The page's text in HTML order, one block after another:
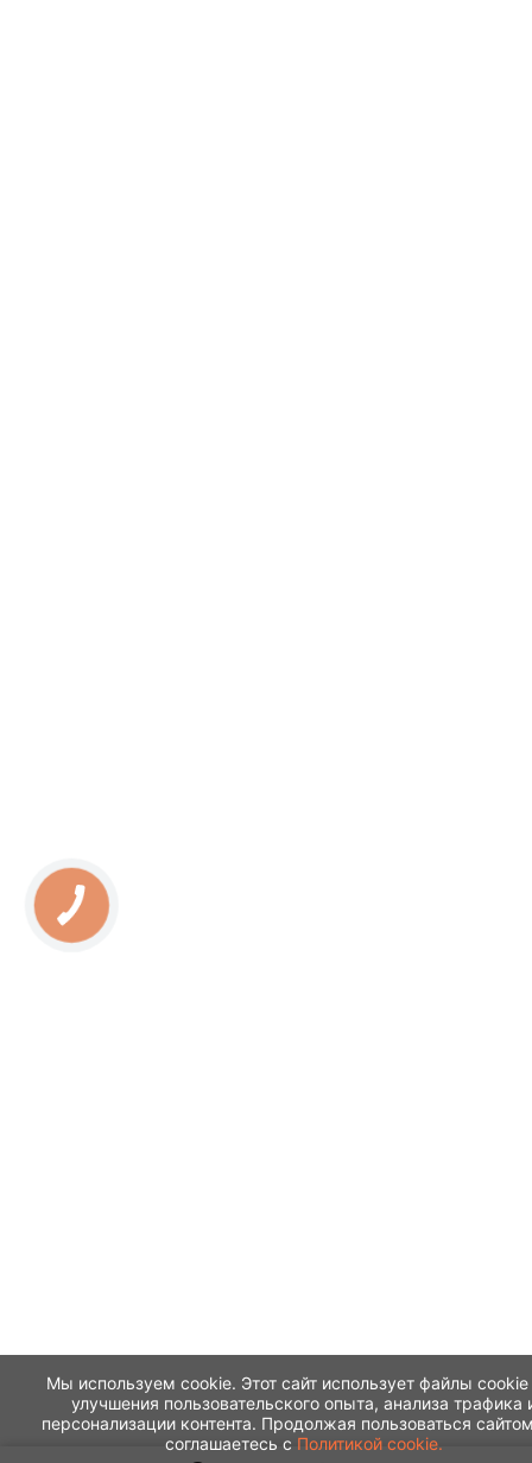
Мы используем cookie. Этот сайт использует файлы cookie
улучшения пользовательского опыта, анализа трафика
персонализации контента. Продолжая пользоваться
соглашаетесь с Политикой cookie.